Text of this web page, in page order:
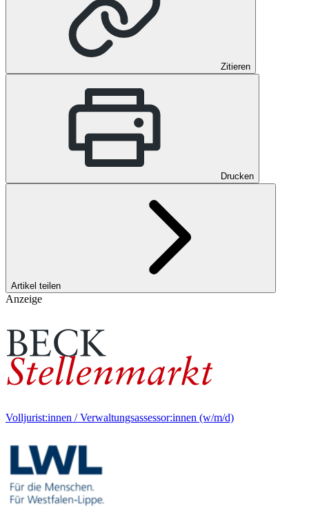
Zitieren
Drucken
Artikel teilen
Anzeige
Volljurist:innen / Verwaltungsassessor:innen (w/m/d)